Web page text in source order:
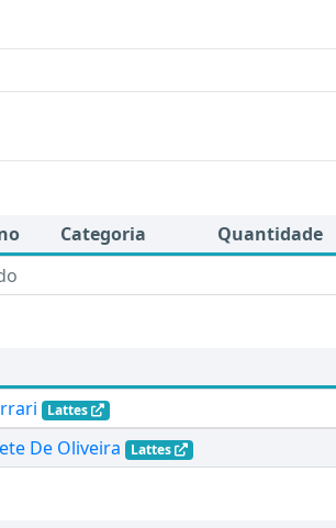
Categoria Quantidade
Lattes
De Oliveira Lattes